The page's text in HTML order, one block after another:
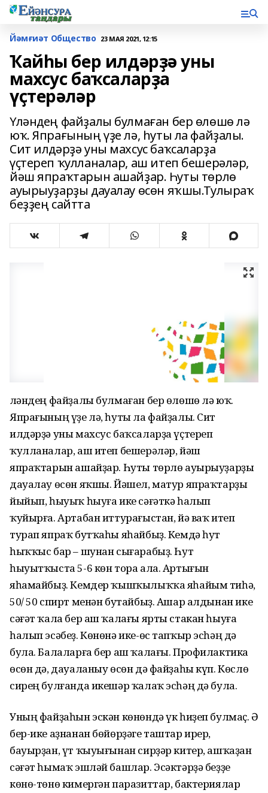
Йәмғиәт Общество 23 МАЯ 2021, 12:15
Ҡайһы бер илдәрҙә уны
махсус баҡсаларҙа
үҫтерәләр
Үләндең файҙалы булмаған бер өлөшө лә
юҡ. Япрағының үҙе лә, һуты ла файҙалы.
Сит илдәрҙә уны махсус баҡсаларҙа
үҫтереп ҡулланалар, аш итеп бешерәләр,
йәш япраҡтарын ашайҙар. Һуты төрлө
ауырыуҙарҙы дауалау өсөн яҡшы.Тулыраҡ
беҙҙең сайтта
Үләндең файҙалы булмаған бер өлөшө лә юҡ.
Япрағының үҙе лә, һуты ла файҙалы. Сит
илдәрҙә уны махсус баҡсаларҙа үҫтереп
ҡулланалар, аш итеп бешерәләр, йәш
япраҡтарын ашайҙар. Һуты төрлө ауырыуҙарҙы
дауалау өсөн яҡшы. Йәшел, матур япраҡтарҙы
йыйып, һыуыҡ һыуға ике сәғәткә һалып
ҡуйырға. Артабан иттурағыстан, йә ваҡ итеп
турап япраҡ бутҡаһы яһайбыҙ. Кемдә һут
һыҡҡыс бар – шунан сығарабыҙ. Һут
һыуытҡыста 5-6 көн тора ала. Артығын
яһамайбыҙ. Кемдер ҡышҡылыҡҡа яһайым тиһә,
50/ 50 спирт менән бутайбыҙ. Ашар алдынан ике
сәғәт ҡала бер аш ҡалағы ярты стакан һыуға
һалып эсәбеҙ. Көнөнә ике-өс тапҡыр эсһәң дә
була. Балаларға бер аш ҡалағы. Профилактика
өсөн дә, дауаланыу өсөн дә файҙаһы күп. Көслө
сирең булғанда икешәр ҡалаҡ эсһәң дә була.
Уның файҙаһын эскән көнөндә үк һиҙеп булмаҫ. Ә
бер-ике аҙнанан бөйөрҙәге таштар ирер,
бауырҙан, үт ҡыуығынан сирҙәр китер, ашҡаҙан
сәғәт һымаҡ эшләй башлар. Эсәктәрҙә беҙҙе
көнө-төнө кимергән паразиттар, бактериялар